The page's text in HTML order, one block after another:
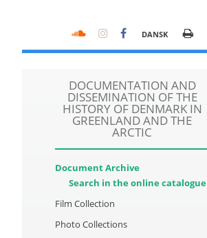
DANSK
DOCUMENTATION AND
DISSEMINATION OF THE
HISTORY OF DENMARK IN
GREENLAND AND THE
ARCTIC
Document Archive
Search in the online catalogue
Film Collection
Photo Collections